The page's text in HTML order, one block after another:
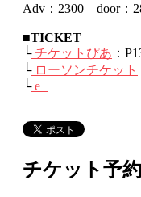
Adv：2300 door：
■TICKET
└チケットぴあ ：
└ローソンチケット
└e+
チケット予約